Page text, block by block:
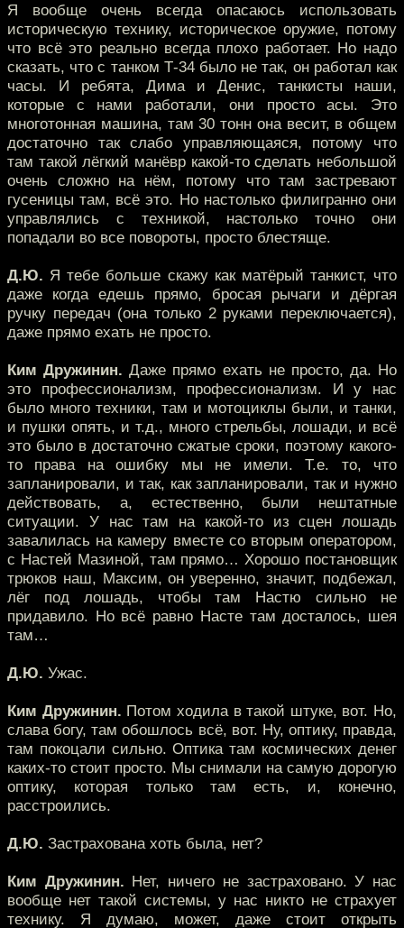
Я вообще очень всегда опасаюсь использовать
историческую технику, историческое оружие, потому
что всё это реально всегда плохо работает. Но надо
сказать, что с танком Т-34 было не так, он работал как
часы. И ребята, Дима и Денис, танкисты наши,
которые с нами работали, они просто асы. Это
многотонная машина, там 30 тонн она весит, в общем
достаточно так слабо управляющаяся, потому что
там такой лёгкий манёвр какой-то сделать небольшой
очень сложно на нём, потому что там застревают
гусеницы там, всё это. Но настолько филигранно они
управлялись с техникой, настолько точно они
попадали во все повороты, просто блестяще.
Д.Ю. Я тебе больше скажу как матёрый танкист, что
даже когда едешь прямо, бросая рычаги и дёргая
ручку передач (она только 2 руками переключается),
даже прямо ехать не просто.
Ким Дружинин. Даже прямо ехать не просто, да. Но
это профессионализм, профессионализм. И у нас
было много техники, там и мотоциклы были, и танки,
и пушки опять, и т.д., много стрельбы, лошади, и всё
это было в достаточно сжатые сроки, поэтому какого-
то права на ошибку мы не имели. Т.е. то, что
запланировали, и так, как запланировали, так и нужно
действовать, а, естественно, были нештатные
ситуации. У нас там на какой-то из сцен лошадь
завалилась на камеру вместе со вторым оператором,
с Настей Мазиной, там прямо… Хорошо постановщик
трюков наш, Максим, он уверенно, значит, подбежал,
лёг под лошадь, чтобы там Настю сильно не
придавило. Но всё равно Насте там досталось, шея
там…
Д.Ю. Ужас.
Ким Дружинин. Потом ходила в такой штуке, вот. Но,
слава богу, там обошлось всё, вот. Ну, оптику, правда,
там покоцали сильно. Оптика там космических денег
каких-то стоит просто. Мы снимали на самую дорогую
оптику, которая только там есть, и, конечно,
расстроились.
Д.Ю. Застрахована хоть была, нет?
Ким Дружинин. Нет, ничего не застраховано. У нас
вообще нет такой системы, у нас никто не страхует
технику. Я думаю, может, даже стоит открыть